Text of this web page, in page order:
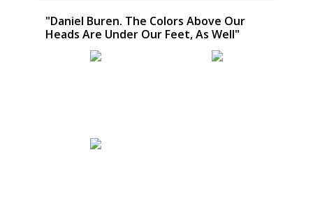
"Daniel Buren. The Colors Above Our
Heads Are Under Our Feet, As Well"